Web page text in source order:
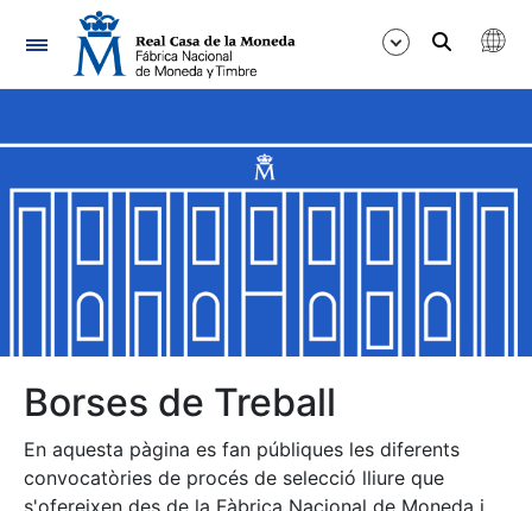
Navegació
Mostra/Amaga
Mostra/Amaga
Mostra/Amaga
Mostra/Amaga
Borses de Treball
En aquesta pàgina es fan públiques les diferents
convocatòries de procés de selecció lliure que
s'ofereixen des de la Fàbrica Nacional de Moneda i